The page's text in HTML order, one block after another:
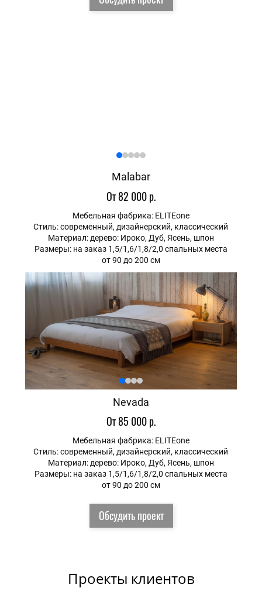
Malabar
От 82 000 р.
Мебельная фабрика: ELITEone
Стиль: современный, дизайнерский, классический
Материал: дерево: Ироко, Дуб, Ясень, шпон
Размеры: на заказ 1,5/1,6/1,8/2,0 спальных места
от 90 до 200 см
Nevada
От 85 000 р.
Мебельная фабрика: ELITEone
Стиль: современный, дизайнерский, классический
Материал: дерево: Ироко, Дуб, Ясень, шпон
Размеры: на заказ 1,5/1,6/1,8/2,0 спальных места
от 90 до 200 см
Обсудить проект
Проекты клиентов